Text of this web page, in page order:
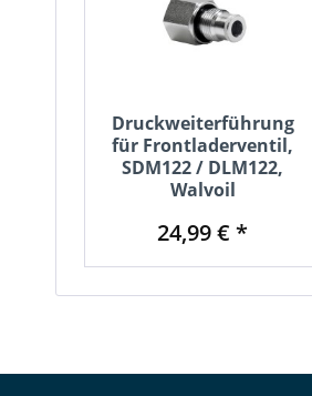
Druckweiterführung
für Frontladerventil,
SDM122 / DLM122,
Walvoil
24,99 € *